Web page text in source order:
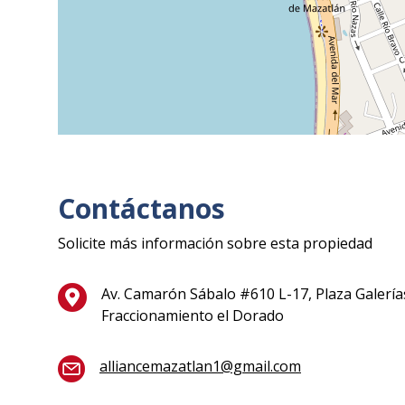
Contáctanos
Solicite más información sobre esta propiedad
Av. Camarón Sábalo #610 L-17, Plaza
Fraccionamiento el Dorado
alliancemazatlan1@gmail.com